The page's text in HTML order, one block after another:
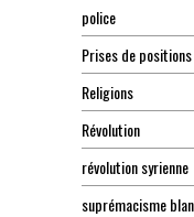
police
Prises de positions
Religions
Révolution
révolution syrienne
suprémacisme